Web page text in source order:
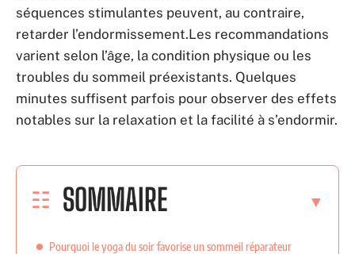
séquences stimulantes peuvent, au contraire,
retarder l’endormissement.Les recommandations
varient selon l’âge, la condition physique ou les
troubles du sommeil préexistants. Quelques
minutes suffisent parfois pour observer des effets
notables sur la relaxation et la facilité à s’endormir.
SOMMAIRE
Pourquoi le yoga du soir favorise un sommeil réparateur